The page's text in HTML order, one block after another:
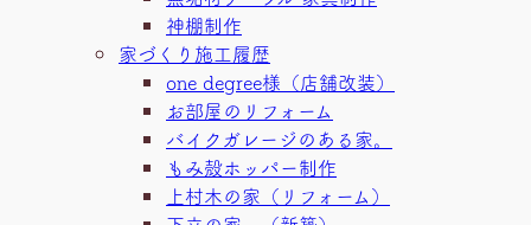
神棚制作
家づくり施工履歴
one degree様（店舗改装）
お部屋のリフォーム
バイクガレージのある家。
もみ殻ホッパー制作
上村木の家（リフォーム）